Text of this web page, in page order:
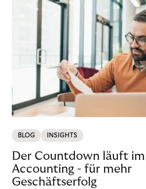
BLOG INSIGHTS
Der Countdown läuft im
Accounting - für mehr
Geschäftserfolg